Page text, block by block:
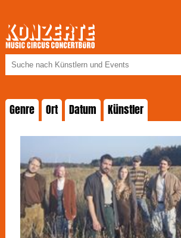
Genre Ort Datum Künstler